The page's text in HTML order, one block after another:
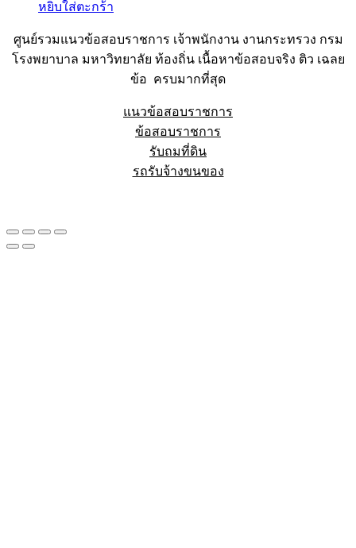
หยิบใส่ตะกร้า
ศูนย์รวมแนวข้อสอบราชการ เจ้าพนักงาน งานกระทรวง กรม
โรงพยาบาล มหาวิทยาลัย ท้องถิ่น เนื้อหาข้อสอบจริง ติว เฉลย
ข้อ ครบมากที่สุด
แนวข้อสอบราชการ
ข้อสอบราชการ
รับถมที่ดิน
รถรับจ้างขนของ